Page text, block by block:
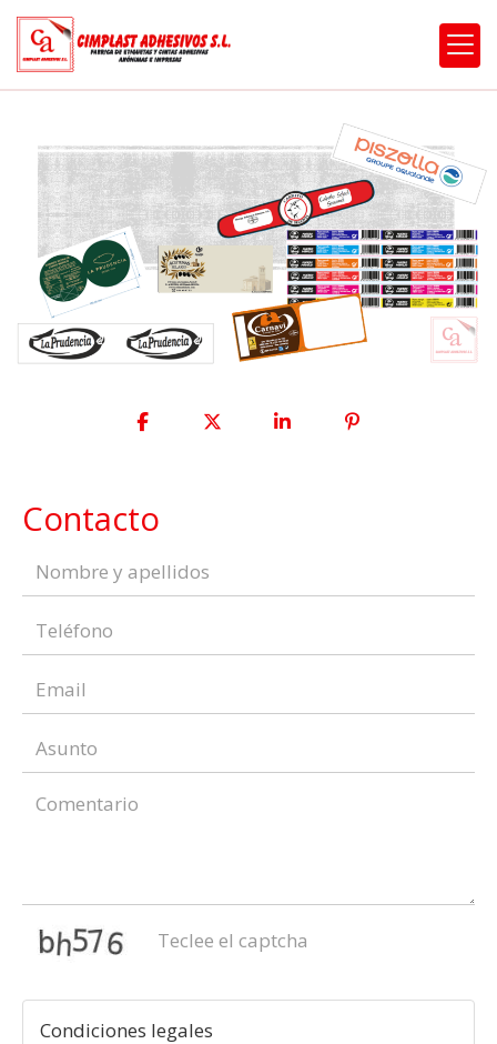
Fabricación y venta de
Contacto
captcha
Condiciones legales